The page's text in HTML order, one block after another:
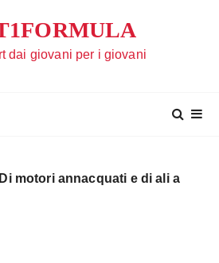
dai giovani per i giovani
Di motori annacquati e di ali a